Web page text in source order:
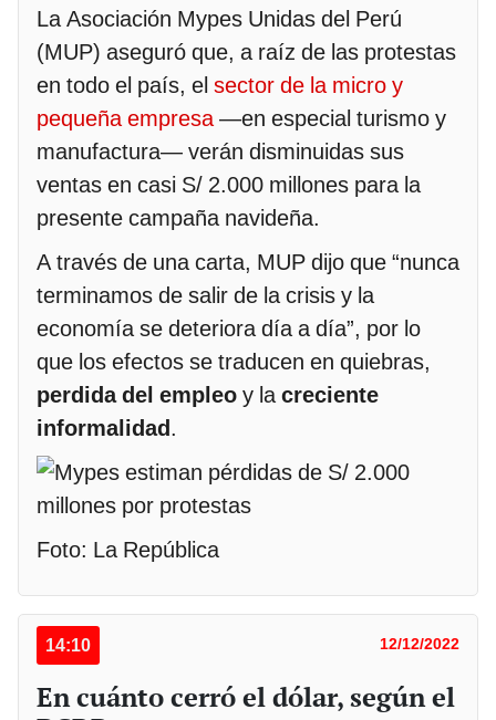
La Asociación Mypes Unidas del Perú
(MUP) aseguró que, a raíz de las protestas
en todo el país, el sector de la micro y
pequeña empresa —en especial turismo y
manufactura— verán disminuidas sus
ventas en casi S/ 2.000 millones para la
presente campaña navideña.
A través de una carta, MUP dijo que “nunca
terminamos de salir de la crisis y la
economía se deteriora día a día”, por lo
que los efectos se traducen en quiebras,
perdida del empleo y la creciente
informalidad.
Foto: La República
14:10 12/12/2022
En cuánto cerró el dólar, según el